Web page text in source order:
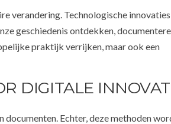
verandering. Technologische
geschiedenis ontdekken,
praktijk verrijken, maar ook een
DIGITALE
Echter, deze methoden